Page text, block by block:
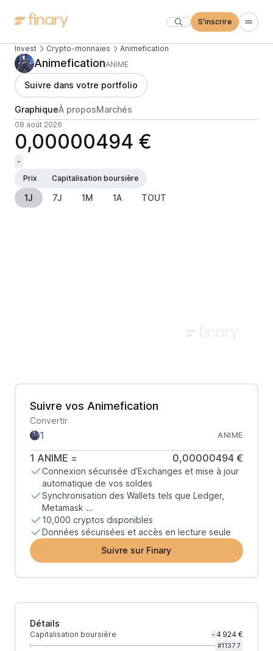
S'inscrire
Invest Crypto-monnaies Animefication
AnimeficationANIME
Suivre dans votre portfolio
GraphiqueÀ proposMarchés
08 août 2026
0,00000494 €
-
Prix
Capitalisation boursière
1J 7J 1M 1A TOUT
Suivre vos Animefication
Convertir
ANIME
1 ANIME = 0,00000494 €
Connexion sécurisée d’Exchanges et mise à jour
automatique de vos soldes
Synchronisation des Wallets tels que Ledger,
Metamask ...
10,000 cryptos disponibles
Données sécurisées et accès en lecture seule
Suivre sur Finary
Détails
Capitalisation boursière - 4 924 €
#11377